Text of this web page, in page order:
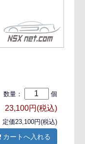
数量： 個
23,100円(税込)
定価23,100円(税込)
カートへ入れる